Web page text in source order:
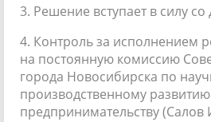
3. Решение вступает в силу
4. Контроль за исполнением
на постоянную комиссию
города Новосибирска по
производственному
предпринимательству (Салов